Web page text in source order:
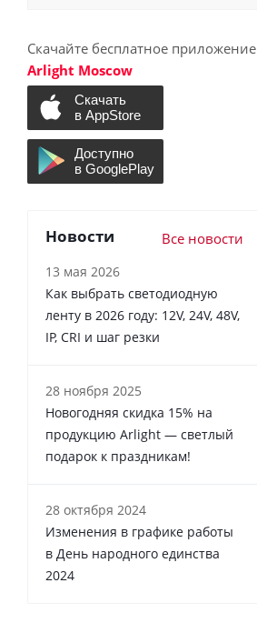
Скачайте бесплатное приложение
Arlight Moscow
Новости Все новости
13 мая 2026
Как выбрать светодиодную
ленту в 2026 году: 12V, 24V, 48V,
IP, CRI и шаг резки
28 ноября 2025
Новогодняя скидка 15% на
продукцию Arlight — светлый
подарок к праздникам!
28 октября 2024
Изменения в графике работы
в День народного единства
2024